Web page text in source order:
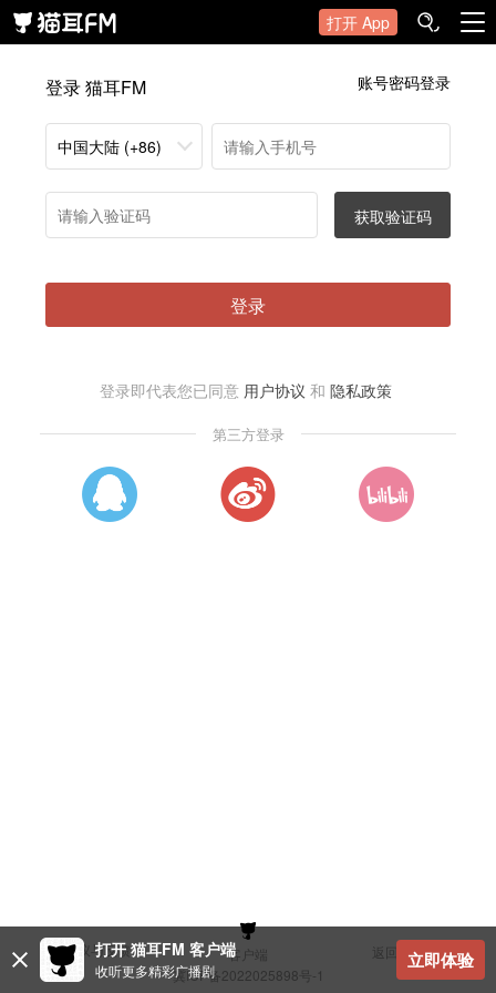
打开 App
登录 猫耳FM 账号密码登录
中国大陆 (+86)
获取验证码
登录
登录即代表您已同意 用户协议 和 隐私政策
第三方登录
建议与反馈 客户端
返回顶部
冀ICP备2022025898号-1
打开 猫耳FM 客户端
收听更多精彩广播剧 立即体验